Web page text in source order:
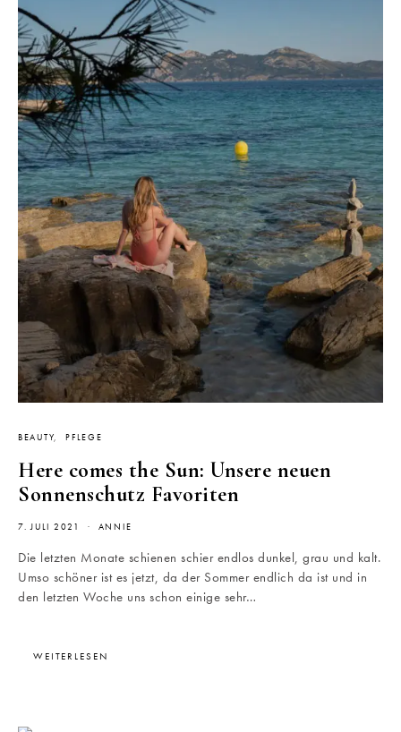
BEAUTY PFLEGE
Here comes the Sun: Unsere neuen
Sonnenschutz Favoriten
7. JULI 2021 ANNIE
Die letzten Monate schienen schier endlos dunkel, grau und kalt.
Umso schöner ist es jetzt, da der Sommer endlich da ist und in
den letzten Woche uns schon einige sehr…
WEITERLESEN